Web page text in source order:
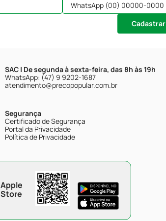
Cadastrar
SAC | De segunda à sexta-feira, das 8h às 19h
WhatsApp: (47) 9 9202-1687
atendimento@precopopular.com.br
Segurança
Certificado de Segurança
Portal da Privacidade
Política de Privacidade
Apple
Store